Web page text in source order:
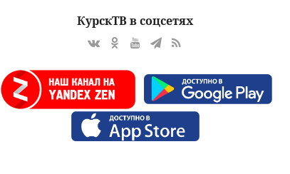
КурскТВ в соцсетях